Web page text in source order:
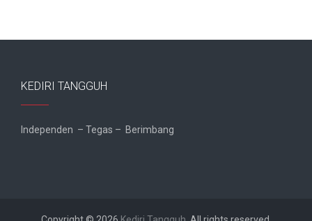
KEDIRI TANGGUH
Independen – Tegas – Berimbang